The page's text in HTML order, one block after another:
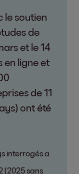
le soutien
de
et le 14
en ligne et
de 11
ont été
interrogés a
(2025 sans